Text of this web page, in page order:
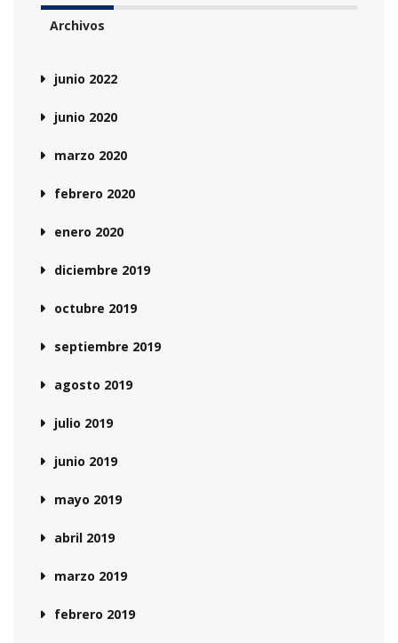
Archivos
junio 2022
junio 2020
marzo 2020
febrero 2020
enero 2020
diciembre 2019
octubre 2019
septiembre 2019
agosto 2019
julio 2019
junio 2019
mayo 2019
abril 2019
marzo 2019
febrero 2019